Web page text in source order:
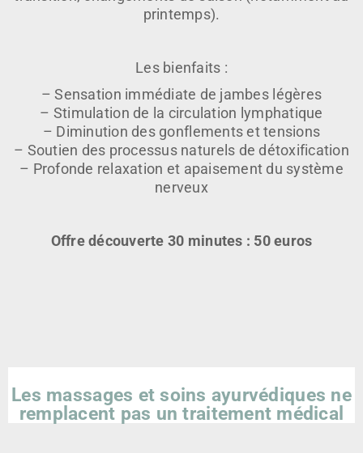
printemps).
Les bienfaits :
– Sensation immédiate de jambes légères
– Stimulation de la circulation lymphatique
– Diminution des gonflements et tensions
– Soutien des processus naturels de détoxification
– Profonde relaxation et apaisement du système
nerveux
Offre découverte 30 minutes : 50 euros
Les massages et soins ayurvédiques ne
remplacent pas un traitement médical